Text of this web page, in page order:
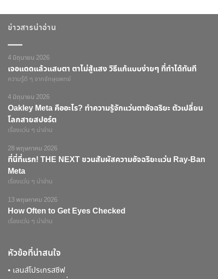
ข่าวสารน่าอ่าน
4 มิถุนายน 2026
เจอแดดแล้วแสบตา ตาไม่สู้แสง วิธีแก้แบบง่ายๆ ที่ทำได้ทันที
ความรู้ดี ๆ จากจักษุแพทย์
4 มิถุนายน 2026
Oakley Meta คืออะไร? ทำความรู้จักแว่นตาอัจฉริยะ ตัวเปลี่ยน
โลกสายสปอร์ต
เรื่องแว่น ๆ น่าอ่าน
28 พฤษภาคม 2026
ที่นี่ที่แรก! THE NEXT ชวนสัมผัสความอัจฉริยะแว่น Ray-Ban
Meta
เรื่องแว่น ๆ น่าอ่าน
13 พฤษภาคม 2026
How Often to Get Eyes Checked
เรื่องแว่น ๆ น่าอ่าน
หัวข้อที่น่าสนใจ
• เลนส์โปรเกรสซีฟ